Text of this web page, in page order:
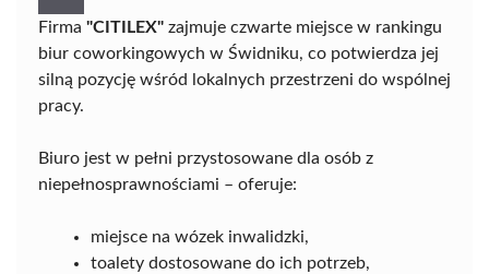
Firma "CITILEX" zajmuje czwarte miejsce w rankingu
biur coworkingowych w Świdniku, co potwierdza jej
silną pozycję wśród lokalnych przestrzeni do wspólnej
pracy.
Biuro jest w pełni przystosowane dla osób z
niepełnosprawnościami – oferuje:
miejsce na wózek inwalidzki,
toalety dostosowane do ich potrzeb,